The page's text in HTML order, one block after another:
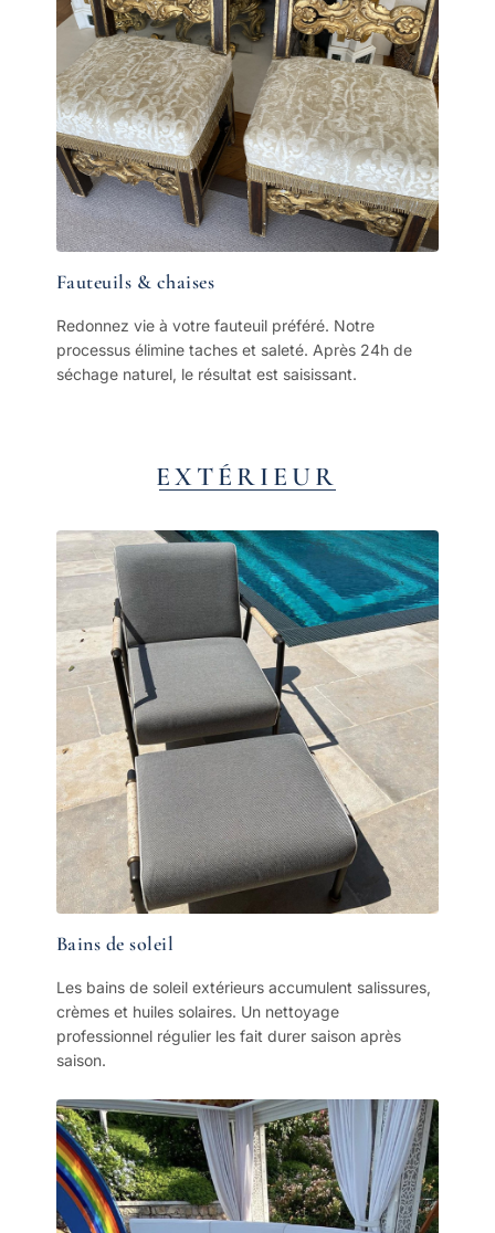
Fauteuils & chaises
Redonnez vie à votre fauteuil préféré. Notre
processus élimine taches et saleté. Après 24h de
séchage naturel, le résultat est saisissant.
EXTÉRIEUR
Bains de soleil
Les bains de soleil extérieurs accumulent salissures,
crèmes et huiles solaires. Un nettoyage
professionnel régulier les fait durer saison après
saison.